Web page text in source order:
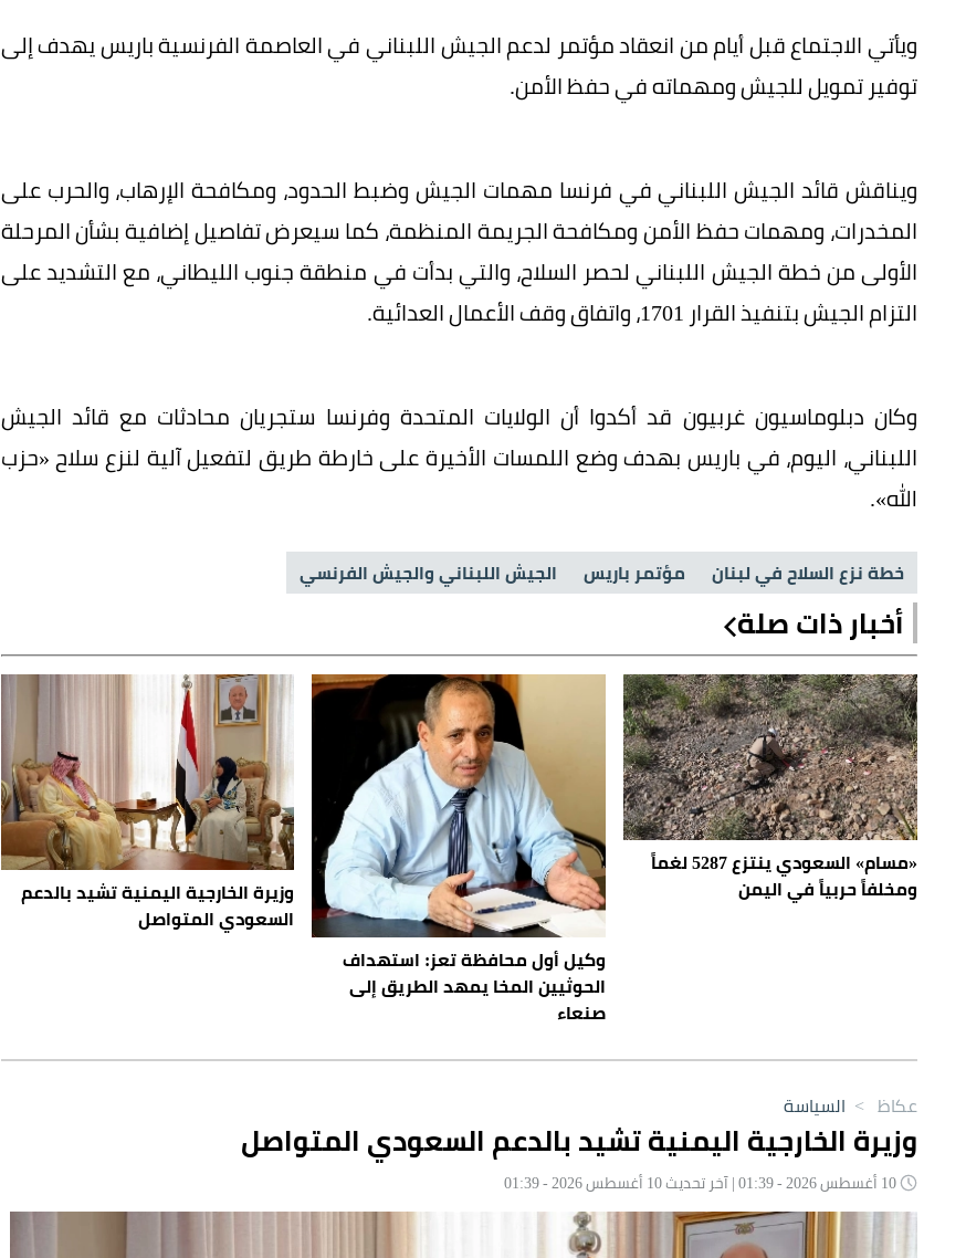
ويأتي الاجتماع قبل أيام من انعقاد مؤتمر لدعم الجيش اللبناني في العاصمة الفرنسية باريس يهدف إلى
توفير تمويل للجيش ومهماته في حفظ الأمن.
ويناقش قائد الجيش اللبناني في فرنسا مهمات الجيش وضبط الحدود، ومكافحة الإرهاب، والحرب على
المخدرات، ومهمات حفظ الأمن ومكافحة الجريمة المنظمة، كما سيعرض تفاصيل إضافية بشأن المرحلة
الأولى من خطة الجيش اللبناني لحصر السلاح، والتي بدأت في منطقة جنوب الليطاني، مع التشديد على
التزام الجيش بتنفيذ القرار 1701، واتفاق وقف الأعمال العدائية.
وكان دبلوماسيون غربيون قد أكدوا أن الولايات المتحدة وفرنسا ستجريان محادثات مع قائد الجيش
اللبناني، اليوم، في باريس بهدف وضع اللمسات الأخيرة على خارطة طريق لتفعيل آلية لنزع سلاح «حزب
الله».
خطة نزع السلاح في لبنان مؤتمر باريس الجيش اللبناني والجيش الفرنسي
أخبار ذات صلة
«مسام» السعودي ينتزع 5287 لغماً
ومخلفاً حربياً في اليمن
وكيل أول محافظة تعز: استهداف
الحوثيين المخا يمهد الطريق إلى
صنعاء
وزيرة الخارجية اليمنية تشيد بالدعم
السعودي المتواصل
عكاظ > السياسة
وزيرة الخارجية اليمنية تشيد بالدعم السعودي المتواصل